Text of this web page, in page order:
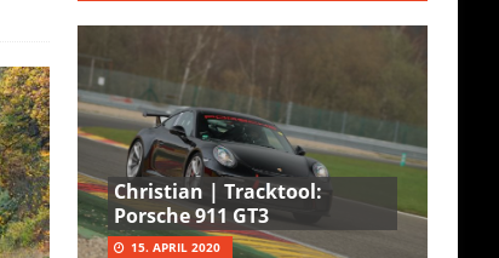
Christian | Tracktool:
Porsche 911 GT3
15. APRIL 2020